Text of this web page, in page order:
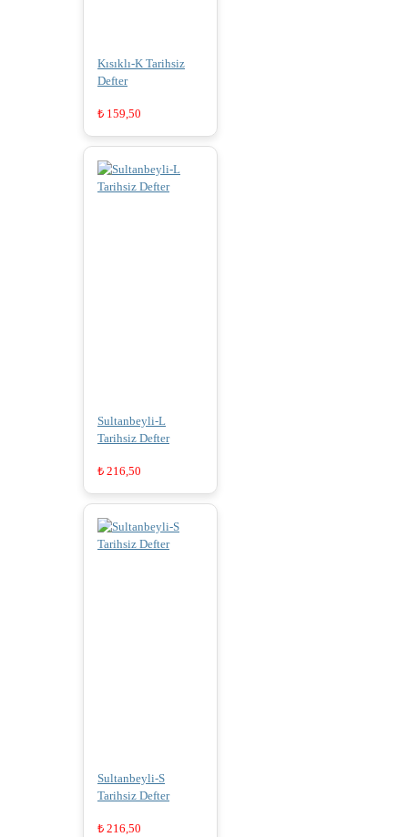
Kısıklı-K Tarihsiz
Defter
₺ 159,50
Sultanbeyli-L
Tarihsiz Defter
₺ 216,50
Sultanbeyli-S
Tarihsiz Defter
₺ 216,50